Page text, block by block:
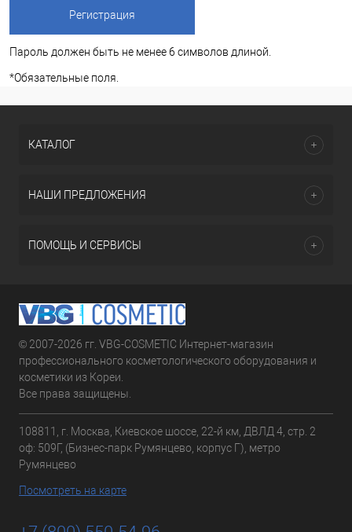
Пароль должен быть не менее 6 символов длиной.
*Обязательные поля.
КАТАЛОГ
НАШИ ПРЕДЛОЖЕНИЯ
ПОМОЩЬ И СЕРВИСЫ
© 2007-2026 гг. VBG-COSMETIC Интернет-магазин
профессионального косметологического оборудования и
косметики из Кореи.
Все права защищены.
108811, г. Москва, Киевское шоссе, 22-й км, ДВЛД 4, стр. 2
оф: 509Г, (Бизнес-парк Румянцево, корпус Г), метро
Румянцево
Посмотреть на карте